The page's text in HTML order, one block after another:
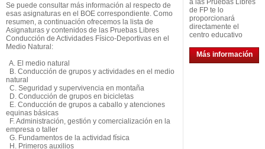
Se puede consultar más información al respecto de
esas asignaturas en el BOE correspondiente. Como
resumen, a continuación ofrecemos la lista de
Asignaturas y contenidos de las Pruebas Libres
Conducción de Actividades Físico-Deportivas en el
Medio Natural:
A. El medio natural
B. Conducción de grupos y actividades en el medio
natural
C. Seguridad y supervivencia en montaña
D. Conducción de grupos en bicicletas
E. Conducción de grupos a caballo y atenciones
equinas básicas
F. Administración, gestión y comercialización en la
empresa o taller
G. Fundamentos de la actividad física
H. Primeros auxilios
a las Pruebas Libres
de FP te lo
proporcionará
directamente el
centro educativo
Más información